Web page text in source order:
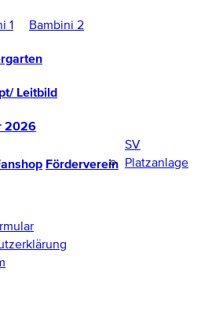
1 Bambini 2
Leitbild
2026
Förderverein
SV
Platzanlage